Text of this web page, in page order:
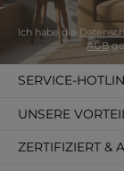
Ich habe die
AGB
SERVICE-
ZERTIFIZIERT &
UNSERE